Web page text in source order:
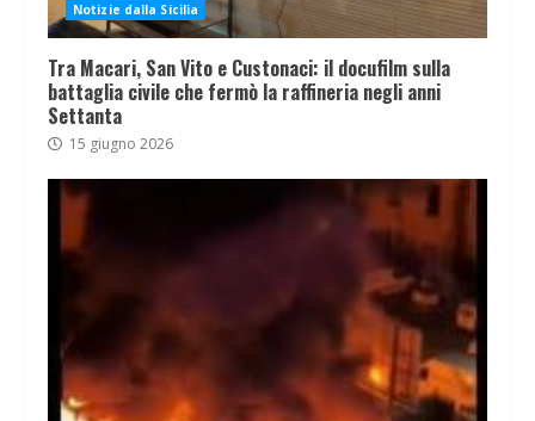
Notizie dalla Sicilia
Tra Macari, San Vito e Custonaci: il docufilm sulla
battaglia civile che fermò la raffineria negli anni
Settanta
15 giugno 2026